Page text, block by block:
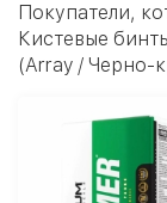
Покупатели,
Кистевые
(Array / Черно-